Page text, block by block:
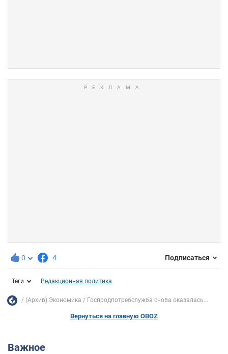
0 4 Подписаться
Теги Редакционная политика
(Архив) Экономика Госпродпотребслужба снова оказалась...
Вернуться на главную OBOZ
Важное